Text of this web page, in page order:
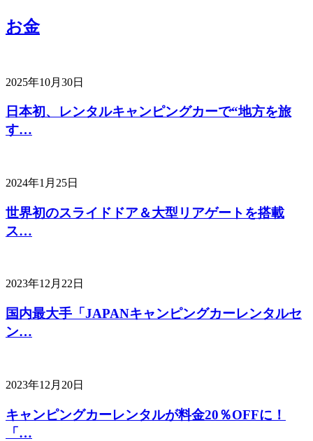
お金
2025年10月30日
日本初、レンタルキャンピングカーで“地方を旅
す…
2024年1月25日
世界初のスライドドア＆大型リアゲートを搭載
ス…
2023年12月22日
国内最大手「JAPANキャンピングカーレンタルセ
ン…
2023年12月20日
キャンピングカーレンタルが料金20％OFFに！
「…